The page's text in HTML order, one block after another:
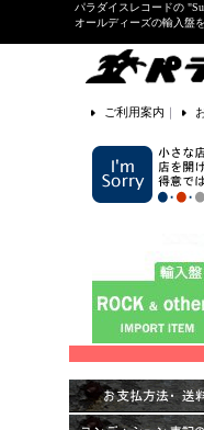
パラダイスレコードの
オールディーズの輸入盤
ご利用案内 ｜